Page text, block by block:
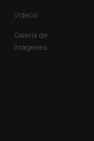
Videos
Galería de
Imágenes